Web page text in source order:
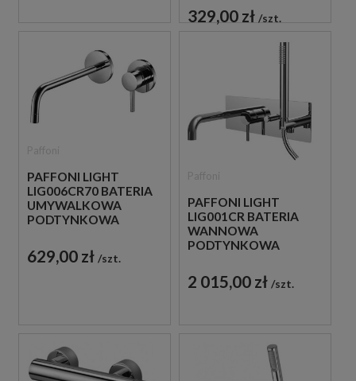
CHROM
329,00 zł szt.
PAFFONI LIGHT
LIG006CR70 BATERIA
UMYWALKOWA
PODTYNKOWA
CHROM
629,00 zł szt.
PAFFONI LIGHT
LIG001CR BATERIA
WANNOWA
PODTYNKOWA
CHROM
2 015,00 zł szt.